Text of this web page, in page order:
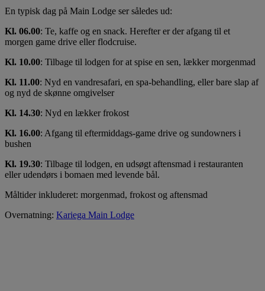
En typisk dag på Main Lodge ser således ud:
Kl. 06.00: Te, kaffe og en snack. Herefter er der afgang til et
morgen game drive eller flodcruise.
Kl. 10.00: Tilbage til lodgen for at spise en sen, lækker morgenmad
Kl. 11.00: Nyd en vandresafari, en spa-behandling, eller bare slap af
og nyd de skønne omgivelser
Kl. 14.30: Nyd en lækker frokost
Kl. 16.00: Afgang til eftermiddags-game drive og sundowners i
bushen
Kl. 19.30: Tilbage til lodgen, en udsøgt aftensmad i restauranten
eller udendørs i bomaen med levende bål.
Måltider inkluderet: morgenmad, frokost og aftensmad
Overnatning: Kariega Main Lodge